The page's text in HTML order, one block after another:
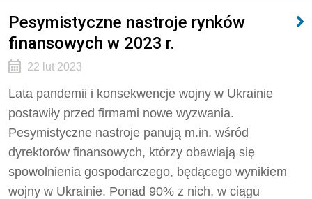
Pesymistyczne nastroje rynków
finansowych w 2023 r.
22 lut 2023
Lata pandemii i konsekwencje wojny w Ukrainie
postawiły przed firmami nowe wyzwania.
Pesymistyczne nastroje panują m.in. wśród
dyrektorów finansowych, którzy obawiają się
spowolnienia gospodarczego, będącego wynikiem
wojny w Ukrainie. Ponad 90% z nich, w ciągu